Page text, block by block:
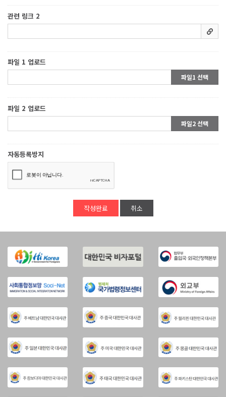
관련 링크 2
파일 1 업로드
파일1 선택
파일 2 업로드
파일2 선택
자동등록방지
취소